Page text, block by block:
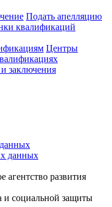
Подать апелляцию
квалификаций
Центры
заключения
данных
развития
социальной защиты